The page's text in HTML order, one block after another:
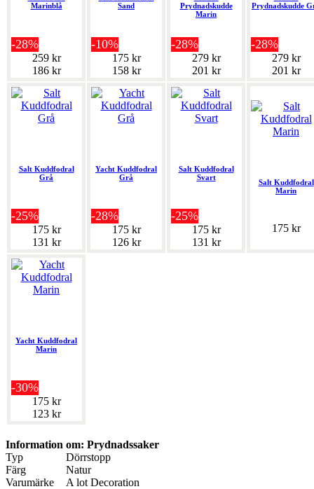
Marinblå
-28%
259 kr
186 kr
Sand
-10%
175 kr
158 kr
Prydnadskudde
Marin
-28%
279 kr
201 kr
Prydnadskudde
-28%
279 kr
201 kr
Salt Kuddfodral
Grå
-25%
175 kr
131 kr
Yacht Kuddfodral
Grå
-28%
175 kr
126 kr
Salt Kuddfodral
Svart
-25%
175 kr
131 kr
Salt Kuddfodral
Marin
175 kr
Yacht Kuddfodral
Marin
-30%
175 kr
123 kr
Information om: Prydnadssaker
Typ
Dörrstopp
Färg
Natur
Varumärke
A lot Decoration